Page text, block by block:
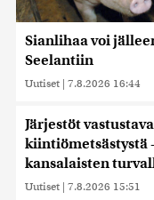
Sianlihaa voi
Seelantiin
Uutiset | 7.8.2026 16:44
Järjestöt
kiintiömetsästystä
kansalaisten
Uutiset | 7.8.2026 15:51